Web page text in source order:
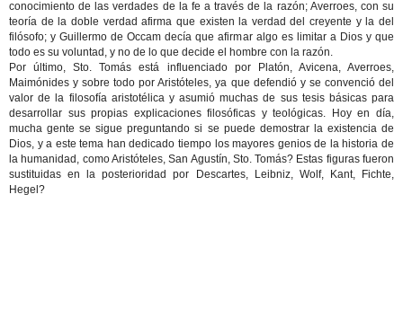
conocimiento de las verdades de la fe a través de la razón; Averroes, con su
teoría de la doble verdad afirma que existen la verdad del creyente y la del
filósofo; y Guillermo de Occam decía que afirmar algo es limitar a Dios y que
todo es su voluntad, y no de lo que decide el hombre con la razón.
Por último, Sto. Tomás está influenciado por Platón, Avicena, Averroes,
Maimónides y sobre todo por Aristóteles, ya que defendió y se convenció del
valor de la filosofía aristotélica y asumió muchas de sus tesis básicas para
desarrollar sus propias explicaciones filosóficas y teológicas. Hoy en día,
mucha gente se sigue preguntando si se puede demostrar la existencia de
Dios, y a este tema han dedicado tiempo los mayores genios de la historia de
la humanidad, como Aristóteles, San Agustín, Sto. Tomás? Estas figuras fueron
sustituidas en la posterioridad por Descartes, Leibniz, Wolf, Kant, Fichte,
Hegel?